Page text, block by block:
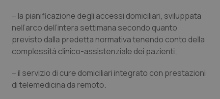
Provincia Autonoma di Trento
Puglia
Sicilia
Ipertensione & Scompenso
Malattie rare
Neuroscienze & patologie neurodegenerative
– la pianificazione degli accessi domiciliari, sviluppata
nell’arco dell’intera settimana secondo quanto
previsto dalla predetta normativa tenendo conto della
complessità clinico-assistenziale dei pazienti;
– il servizio di cure domiciliari integrato con prestazioni
di telemedicina da remoto.